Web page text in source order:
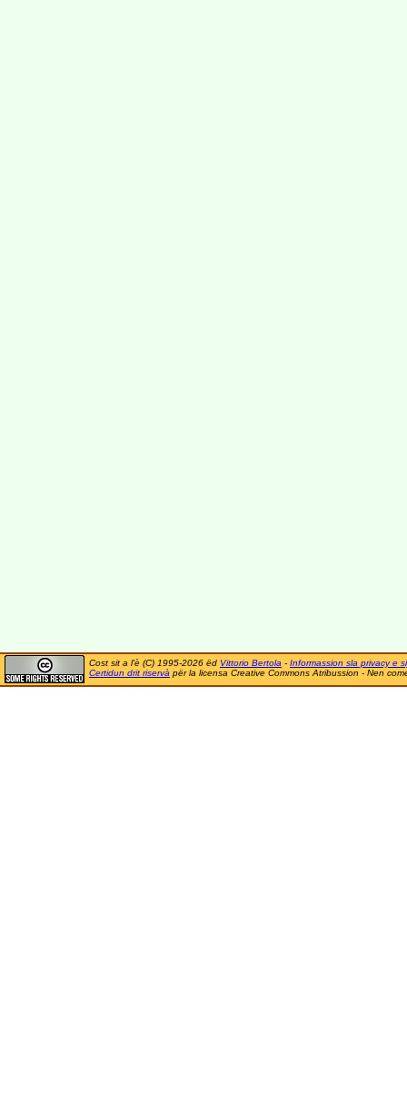
Cost sit a l'è (C) 1995-2026 ëd Vittorio Bertola - Informassion sla privacy e
Certidun drit riservà për la licensa Creative Commons Atribussion - Nen